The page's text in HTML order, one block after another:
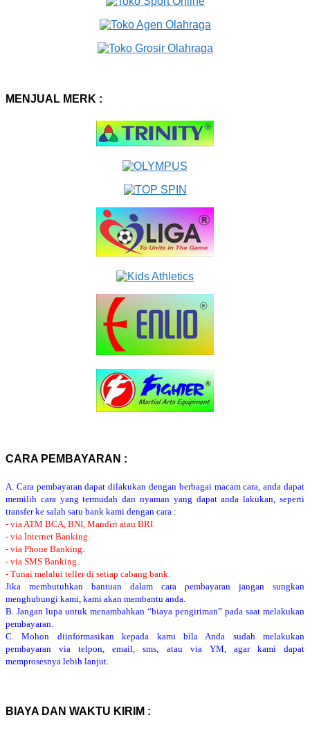
MENJUAL MERK :
CARA PEMBAYARAN :
A. Cara pembayaran dapat dilakukan dengan berbagai macam cara, anda dapat
memilih cara yang termudah dan nyaman yang dapat anda lakukan, seperti
transfer ke salah satu bank kami dengan cara :
- via ATM BCA, BNI, Mandiri atau BRI.
- via Internet Banking.
- via Phone Banking.
- via SMS Banking.
- Tunai melalui teller di setiap cabang bank.
Jika membutuhkan bantuan dalam cara pembayaran jangan sungkan
menghubungi kami, kami akan membantu anda.
B. Jangan lupa untuk menambahkan “biaya pengiriman” pada saat melakukan
pembayaran.
C. Mohon diinformasikan kepada kami bila Anda sudah melakukan
pembayaran via telpon, email, sms, atau via YM, agar kami dapat
memprosesnya lebih lanjut.
BIAYA DAN WAKTU KIRIM :